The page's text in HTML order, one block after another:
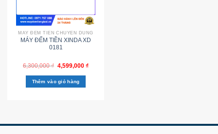
MÁY ĐẾM TIỀN CHUYÊN DÙNG
MÁY ĐẾM TIỀN XINDA XD
0181
6,300,000₫ 4,599,000 ₫
Thêm vào giỏ hàng